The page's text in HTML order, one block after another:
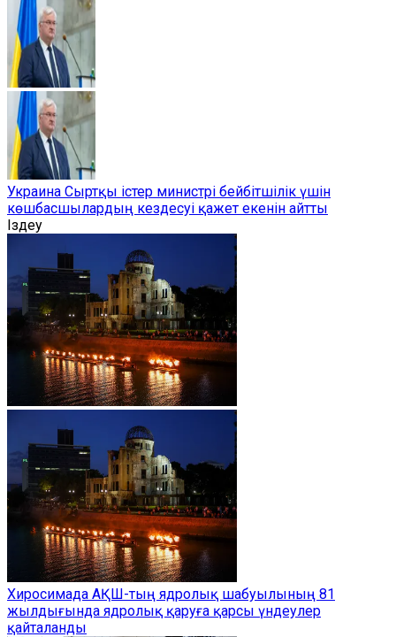
Украина Сыртқы істер министрі бейбітшілік үшін
көшбасшылардың кездесуі қажет екенін айтты
Іздеу
Хиросимада АҚШ-тың ядролық шабуылының 81
жылдығында ядролық қаруға қарсы үндеулер
қайталанды